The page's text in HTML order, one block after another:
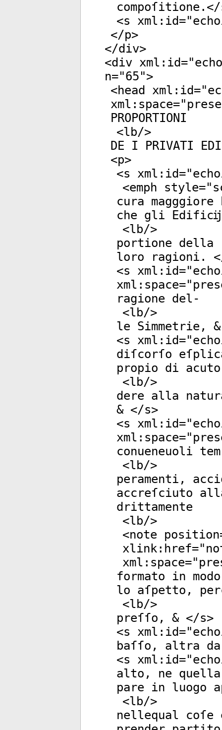
compoſitione.</
<s xml:id="
</p>
</div>
<div xml:id="
n="65">
<head xml:id="
xml:space="
PROPORTIONI
<lb/>
DE I PRIVATI
<p>
<s xml:id="
<emph style="
cura
che gli Edificĳ
<lb/>
portione della
loro ragioni.
<s xml:id="
xml:space="
ragione del-
<lb/>
le Simmetrie,
<s xml:id="
diſcorſo
propio di acuto
<lb/>
dere alla
& </s>
<s xml:id="
xml:space="
conueneuoli tem
<lb/>
peramenti,
accreſciuto
drittamente
<lb/>
<note position
xlink:href="
xml:space="
formato in
lo aſpetto,
<lb/>
preſſo, & </s>
<s xml:id="
baſſo, altra
<s xml:id="
alto, ne quella
pare in luogo
<lb/>
nellequal